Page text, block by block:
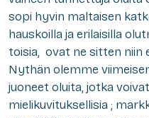
sopi hyvin maltaisen
hauskoilla ja erilaisilla
toisia, ovat ne sitten niin
Nythän olemme
juoneet oluita, jotka
mielikuvituksellisia ;